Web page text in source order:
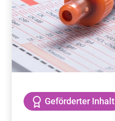
Geförderter Inhalt